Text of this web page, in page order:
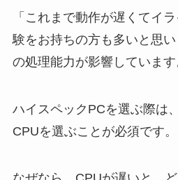
「これまで動作が遅くてイ
験をお持ちの方も多いと思
の処理能力が影響しています
ハイスペックPCを選ぶ際は
CPUを選ぶことが必須です。